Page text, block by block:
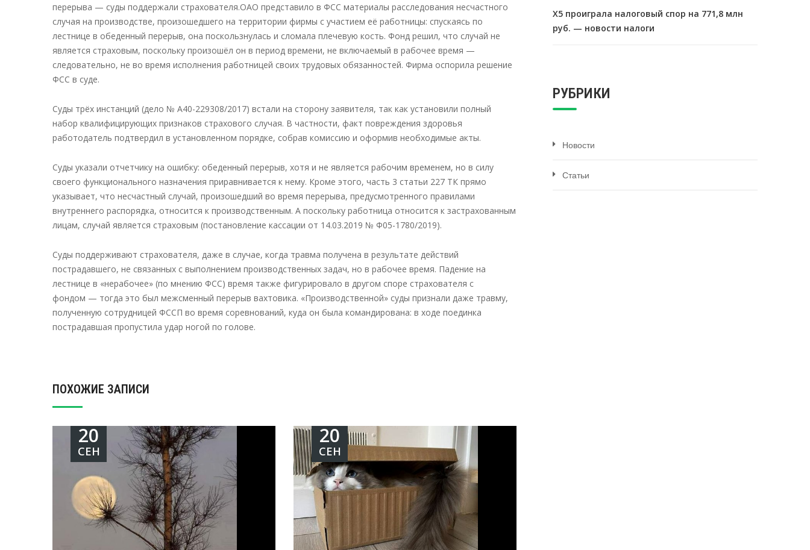
перерыва — суды поддержали страхователя.ОАО представило в ФСС материалы расследования несчастного
случая на производстве, произошедшего на территории фирмы с участием её работницы: спускаясь по
лестнице в обеденный перерыв, она поскользнулась и сломала плечевую кость. Фонд решил, что случай не
является страховым, поскольку произошёл он в период времени, не включаемый в рабочее время —
следовательно, не во время исполнения работницей своих трудовых обязанностей. Фирма оспорила решение
ФСС в суде.
Суды трёх инстанций (дело № А40-229308/2017) встали на сторону заявителя, так как установили полный
набор квалифицирующих признаков страхового случая. В частности, факт повреждения здоровья
работодатель подтвердил в установленном порядке, собрав комиссию и оформив необходимые акты.
Суды указали отчетчику на ошибку: обеденный перерыв, хотя и не является рабочим временем, но в силу
своего функционального назначения приравнивается к нему. Кроме этого, часть 3 статьи 227 ТК прямо
указывает, что несчастный случай, произошедший во время перерыва, предусмотренного правилами
внутреннего распорядка, относится к производственным. А поскольку работница относится к застрахованным
лицам, случай является страховым (постановление кассации от 14.03.2019 № Ф05-1780/2019).
Суды поддерживают страхователя, даже в случае, когда травма получена в результате действий
пострадавшего, не связанных с выполнением производственных задач, но в рабочее время. Падение на
лестнице в «нерабочее» (по мнению ФСС) время также фигурировало в другом споре страхователя с
фондом — тогда это был межсменный перерыв вахтовика. «Производственной» суды признали даже травму,
полученную сотрудницей ФССП во время соревнований, куда он была командирована: в ходе поединка
пострадавшая пропустила удар ногой по голове.
ПОХОЖИЕ ЗАПИСИ
20
СЕН
20
СЕН
X5 проиграла налоговый спор на 771,8 млн
руб. — новости налоги
РУБРИКИ
Новости
Статьи